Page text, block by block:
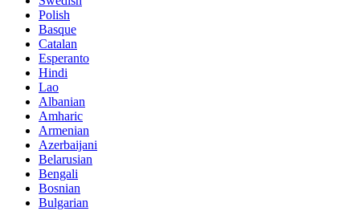
Polish
Basque
Catalan
Esperanto
Hindi
Lao
Albanian
Amharic
Armenian
Azerbaijani
Belarusian
Bengali
Bosnian
Bulgarian